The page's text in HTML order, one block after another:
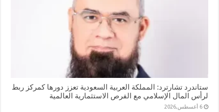
ستاندرد تشارترد: المملكة العربية السعودية تعزز دورها كمركز ربط
لرأس المال الإسلامي مع الفرص الاستثمارية العالمية
6 أغسطس,2026